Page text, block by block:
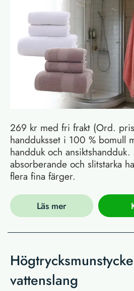
269 kr med fri frakt (Ord.
handduksset i 100 % bomull
handduk och ansiktshandduk.
absorberande och slitstarka
flera fina färger.
Läs mer
vattenslang